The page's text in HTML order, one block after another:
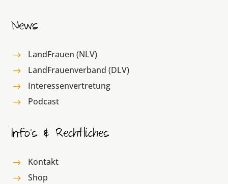
News
$ LandFrauen (NLV)
$ LandFrauenverband (DLV)
$ Interessenvertretung
$ Podcast
Info’s & Rechtliches
$ Kontakt
$ Shop